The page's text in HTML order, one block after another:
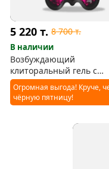
5 220т. 8 700т.
В наличии
Возбуждающий
клиторальный гель с
ароматом вишни 25 гр
Огромная выгода! Круче,
чёрную пятницу!